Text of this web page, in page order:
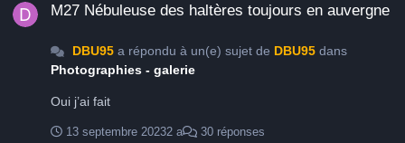
M27 Nébuleuse des haltères toujours en auvergne
DBU95a répondu à un(e) sujet de DBU95dans
Photographies - galerie
Oui j’ai fait
13 septembre 20232 a 30 réponses